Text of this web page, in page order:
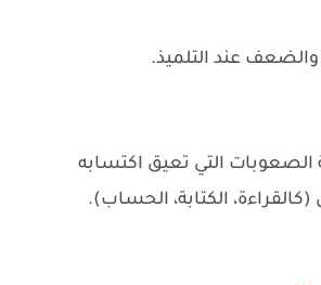
عند التلميذ.
التي تعيق اكتسابه
الكتابة، الحساب).